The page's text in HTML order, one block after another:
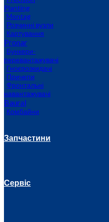
Planting
Montag
Розчинні вузли
Картування
Pronar
Бункери-
перевантажувачі
Гноєрозкидачі
Причепи
Фронтальні
навантажувачі
Baural
Комбайни
Запчастини
Сервіс